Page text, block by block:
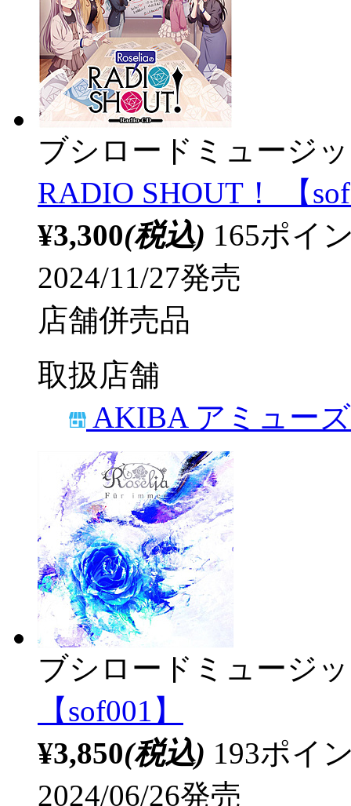
ブシロードミュージ
RADIO SHOUT！ 【
¥3,300(税込) 165ポイ
2024/11/27発売
店舗併売品
取扱店舗
AKIBA アミュー
ブシロードミュージ
【sof001】
¥3,850(税込) 193ポイ
2024/06/26発売